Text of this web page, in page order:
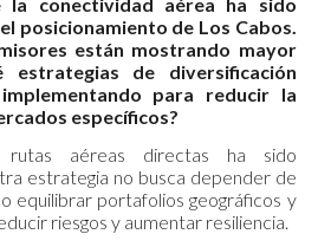
posicionamiento de Los Cabos.
están mostrando mayor
estrategias de diversificación
para reducir la
específicos?
rutas aéreas directas ha sido
estrategia no busca depender de
equilibrar portafolios geográficos y
riesgos y aumentar resiliencia.